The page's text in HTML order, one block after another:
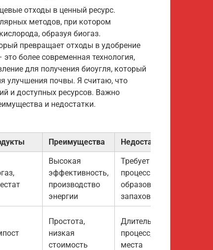
отходы в ценный ресурс.
методов, при котором
образуя биогаз.
превращает отходы в удобрение
более современная технология,
для получения биоугля, который
улучшения почвы. Я считаю, что
и доступных ресурсов. Важно
и недостатки.
Преимущества Недостатки
Высокая
эффективность,
производство
энергии
Требует контроля
процесса,
образование
запахов
Простота,
низкая
стоимость
Длительный
процесс, требует
места